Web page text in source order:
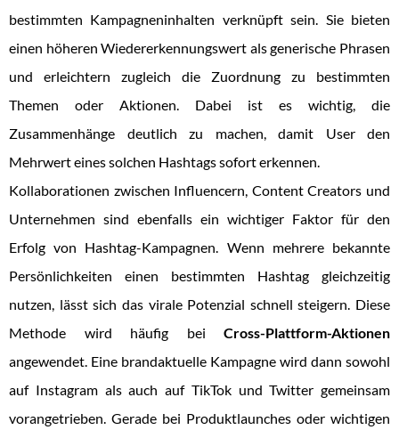
bestimmten Kampagneninhalten verknüpft sein. Sie bieten
einen höheren Wiedererkennungswert als generische Phrasen
und erleichtern zugleich die Zuordnung zu bestimmten
Themen oder Aktionen. Dabei ist es wichtig, die
Zusammenhänge deutlich zu machen, damit User den
Mehrwert eines solchen Hashtags sofort erkennen.
Kollaborationen zwischen Influencern, Content Creators und
Unternehmen sind ebenfalls ein wichtiger Faktor für den
Erfolg von Hashtag-Kampagnen. Wenn mehrere bekannte
Persönlichkeiten einen bestimmten Hashtag gleichzeitig
nutzen, lässt sich das virale Potenzial schnell steigern. Diese
Methode wird häufig bei Cross-Plattform-Aktionen
angewendet. Eine brandaktuelle Kampagne wird dann sowohl
auf Instagram als auch auf TikTok und Twitter gemeinsam
vorangetrieben. Gerade bei Produktlaunches oder wichtigen